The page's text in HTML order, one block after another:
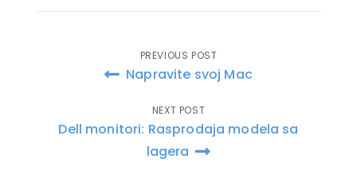
PREVIOUS POST
Napravite svoj Mac
NEXT POST
Dell monitori: Rasprodaja modela sa
lagera